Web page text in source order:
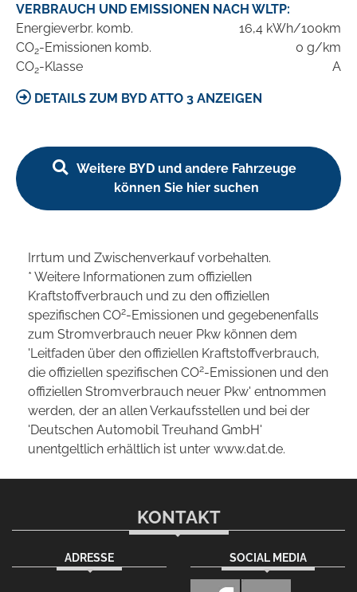
VERBRAUCH UND EMISSIONEN NACH WLTP:
Energieverbr. komb.
16,4 kWh/100km
CO2-Emissionen komb.
0 g/km
CO2-Klasse A
DETAILS ZUM BYD ATTO 3 ANZEIGEN
Weitere BYD und andere Fahrzeuge
können Sie hier suchen
Irrtum und Zwischenverkauf vorbehalten.
* Weitere Informationen zum offiziellen
Kraftstoffverbrauch und zu den offiziellen
spezifischen CO2-Emissionen und gegebenenfalls
zum Stromverbrauch neuer Pkw können dem
'Leitfaden über den offiziellen Kraftstoffverbrauch,
die offiziellen spezifischen CO2-Emissionen und den
offiziellen Stromverbrauch neuer Pkw' entnommen
werden, der an allen Verkaufsstellen und bei der
'Deutschen Automobil Treuhand GmbH'
unentgeltlich erhältlich ist unter www.dat.de.
KONTAKT
ADRESSE SOCIAL MEDIA